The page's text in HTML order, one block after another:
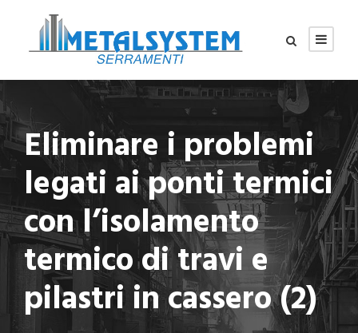
Eliminare i problemi
legati ai ponti termici
con l’isolamento
termico di travi e
pilastri in cassero (2)